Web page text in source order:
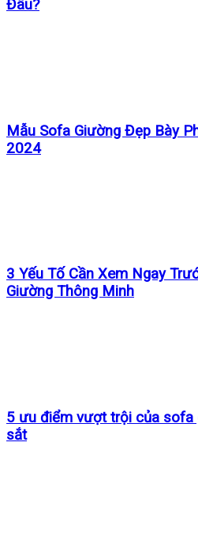
Đâu?
Mẫu Sofa Giường Đẹp Bày
2024
3 Yếu Tố Cần Xem Ngay
Giường Thông Minh
5 ưu điểm vượt trội của sofa
sắt